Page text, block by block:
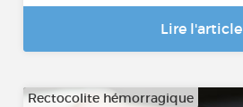
Lire l'article
Rectocolite hémorragique